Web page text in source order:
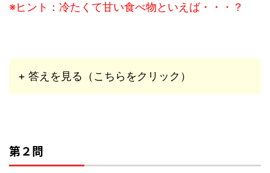
※ヒント：冷たくて甘い食べ物といえば・・・？
+ 答えを見る（こちらをクリック）
第２問